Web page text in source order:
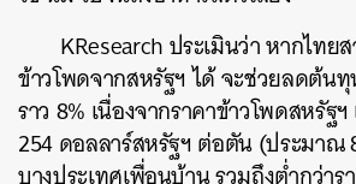
KResearch ประเมินว่า หากไทย
ข้าวโพดจากสหรัฐฯ ได้ จะช่วยลดต้น
ราว 8% เนื่องจากราคาข้าวโพดสหรั
254 ดอลลาร์สหรัฐฯ ต่อตัน (ประมาณ